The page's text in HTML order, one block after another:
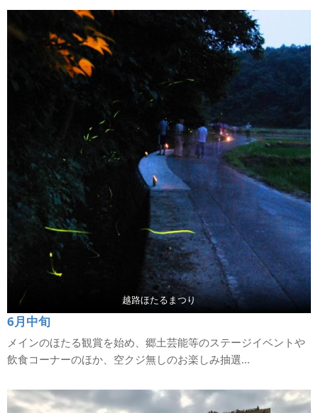
越路ほたるまつり
6月中旬
メインのほたる観賞を始め、郷土芸能等のステージイベントや
飲食コーナーのほか、空クジ無しのお楽しみ抽選...